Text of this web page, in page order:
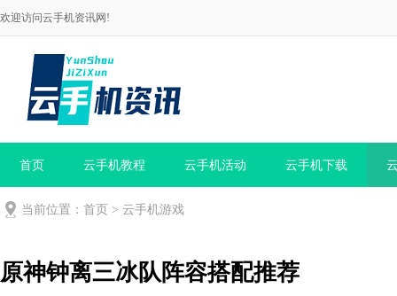
欢迎访问云手机资讯网!
首页 云手机教程 云手机活动 云手机下载
当前位置： 首页 > 云手机游戏
原神钟离三冰队阵容搭配推荐